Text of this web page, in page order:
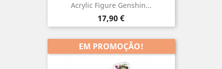
Acrylic Figure Genshin...
Preço
17,90 €
EM PROMOÇÃO!